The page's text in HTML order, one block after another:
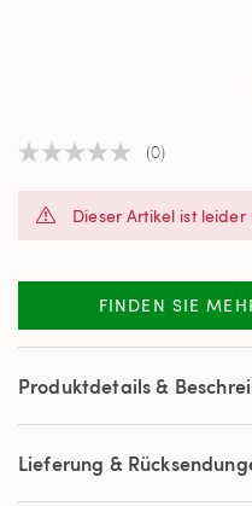
Kein
auf
(0)
Dieser Artikel ist
FINDEN SIE
Produktdetails &
Lieferung &